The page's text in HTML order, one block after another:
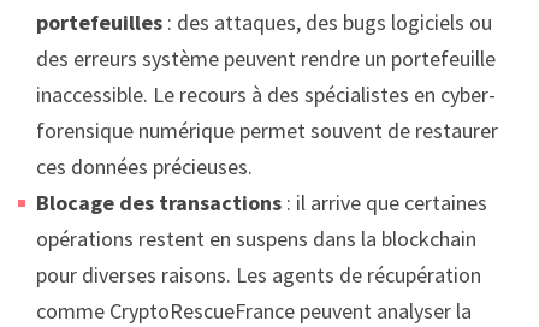
portefeuilles : des attaques, des bugs logiciels ou
des erreurs système peuvent rendre un portefeuille
inaccessible. Le recours à des spécialistes en cyber-
forensique numérique permet souvent de restaurer
ces données précieuses.
Blocage des transactions : il arrive que certaines
opérations restent en suspens dans la blockchain
pour diverses raisons. Les agents de récupération
comme CryptoRescueFrance peuvent analyser la